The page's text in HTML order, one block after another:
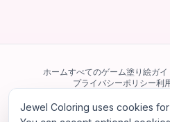
ホームすべてのゲーム塗り絵ガイ
プライバシーポリシー利
当サイトは Google AdSense を含む第
ます。一部のサードパーティ Cookie を
Jewel Coloring uses cookies